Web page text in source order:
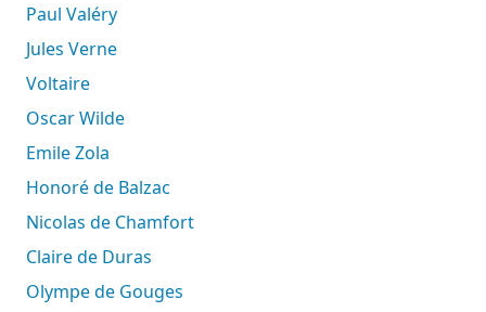
Paul Valéry
Jules Verne
Voltaire
Oscar Wilde
Emile Zola
Honoré de Balzac
Nicolas de Chamfort
Claire de Duras
Olympe de Gouges